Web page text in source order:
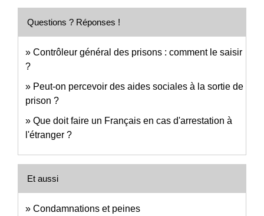
Questions ? Réponses !
Contrôleur général des prisons : comment le saisir
?
Peut-on percevoir des aides sociales à la sortie de
prison ?
Que doit faire un Français en cas d'arrestation à
l'étranger ?
Et aussi
Condamnations et peines